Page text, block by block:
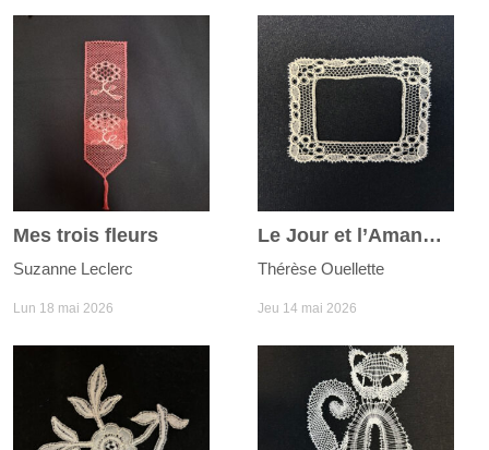
Mes trois fleurs
Suzanne Leclerc
Lun 18 mai 2026
Le Jour et l’Amande
Thérèse Ouellette
Jeu 14 mai 2026